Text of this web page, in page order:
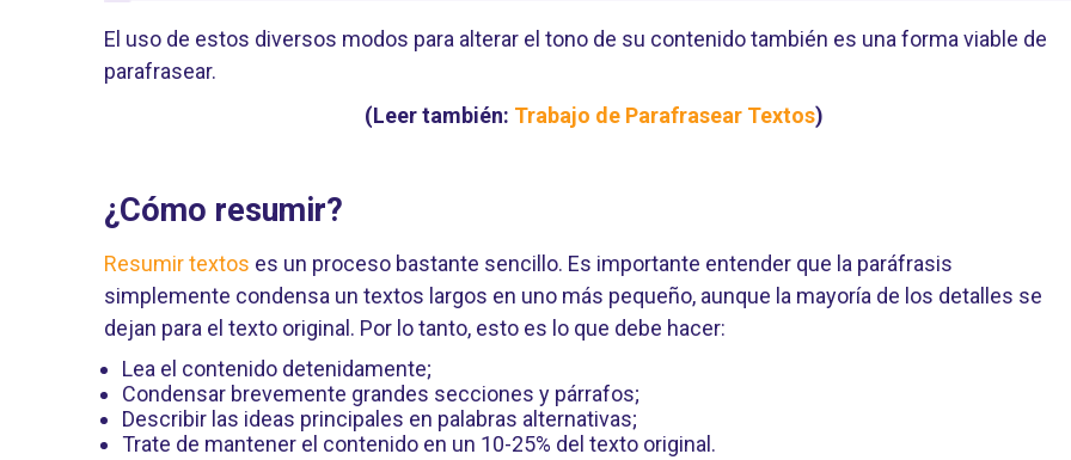
El uso de estos diversos modos para alterar el tono de su contenido también es una forma viable de
parafrasear.
(Leer también: Trabajo de Parafrasear Textos)
¿Cómo resumir?
Resumir textos es un proceso bastante sencillo. Es importante entender que la paráfrasis
simplemente condensa un textos largos en uno más pequeño, aunque la mayoría de los detalles se
dejan para el texto original. Por lo tanto, esto es lo que debe hacer:
Lea el contenido detenidamente;
Condensar brevemente grandes secciones y párrafos;
Describir las ideas principales en palabras alternativas;
Trate de mantener el contenido en un 10-25% del texto original.